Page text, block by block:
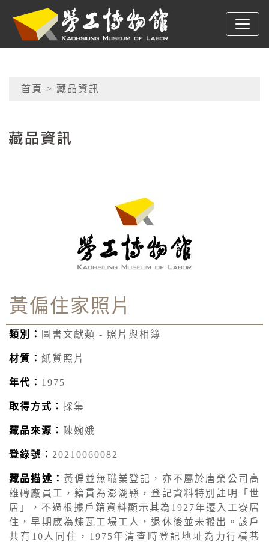
跳到主要內容
高雄市勞工博物館
網頁導覽
首頁 > 藏品資訊
黃偏住家照片
類別： 圖書文獻類 - 照片與相簿
材質： 紙質照片
年代： 1975
取得方式： 採集
藏品來源： 陳婉娥
登錄號： 20210060082
藏品描述： 黃偏並無職業登記，亦不屬於唐榮公司高
雄磚廠員工，籍貫為澎湖縣，登記資料特別註明「世
居」，不過根據戶籍資料顯示其為1927年遷入工寮居
住，早期應為煉瓦工場工人，退休後並未搬出。該戶
共有10人同住，1975年清查時登記地址為力行橫巷